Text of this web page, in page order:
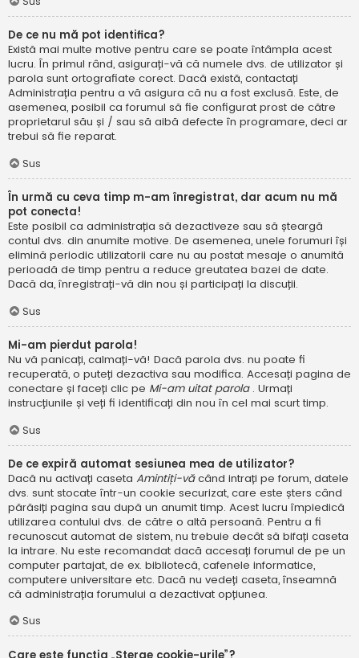
De ce nu mă pot identifica?
Există mai multe motive pentru care se poate întâmpla acest
lucru. În primul rând, asigurați-vă că numele dvs. de utilizator și
parola sunt ortografiate corect. Dacă există, contactați
Administrația pentru a vă asigura că nu a fost exclusă. Este, de
asemenea, posibil ca forumul să fie configurat prost de către
proprietarul său și / sau să aibă defecte în programare, deci ar
trebui să fie reparat.
Sus
În urmă cu ceva timp m-am înregistrat, dar acum nu mă
pot conecta!
Este posibil ca administrația să dezactiveze sau să șteargă
contul dvs. din anumite motive. De asemenea, unele forumuri își
elimină periodic utilizatorii care nu au postat mesaje o anumită
perioadă de timp pentru a reduce greutatea bazei de date.
Dacă da, înregistrați-vă din nou și participați la discuții.
Sus
Mi-am pierdut parola!
Nu vă panicați, calmați-vă! Dacă parola dvs. nu poate fi
recuperată, o puteți dezactiva sau modifica. Accesați pagina de
conectare și faceți clic pe Mi-am uitat parola . Urmați
instrucțiunile și veți fi identificați din nou în cel mai scurt timp.
Sus
De ce expiră automat sesiunea mea de utilizator?
Dacă nu activați caseta Amintiți-văcând intrați pe forum, datele
dvs. sunt stocate într-un cookie securizat, care este șters când
părăsiți pagina sau după un anumit timp. Acest lucru împiedică
utilizarea contului dvs. de către o altă persoană. Pentru a fi
recunoscut automat de sistem, nu trebuie decât să bifați caseta
la intrare. Nu este recomandat dacă accesați forumul de pe un
computer partajat, de ex. bibliotecă, cafenele informatice,
computere universitare etc. Dacă nu vedeți caseta, înseamnă
că administrația forumului a dezactivat opțiunea.
Sus
Care este funcția „Șterge cookie-urile”?